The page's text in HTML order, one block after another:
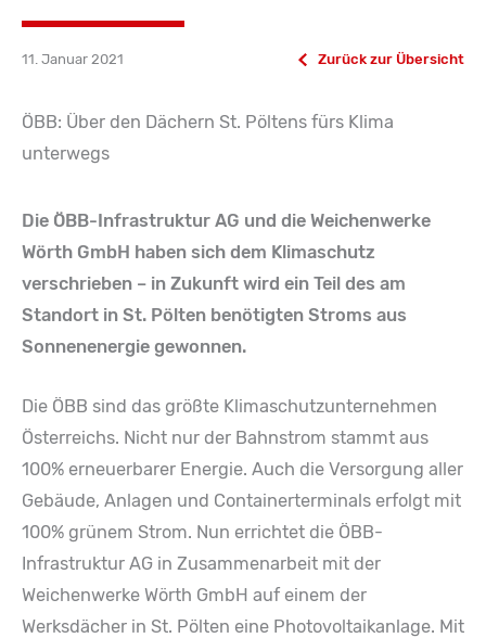
11. Januar 2021 Zurück zur Übersicht
ÖBB: Über den Dächern St. Pöltens fürs Klima
unterwegs
Die ÖBB-Infrastruktur AG und die Weichenwerke
Wörth GmbH haben sich dem Klimaschutz
verschrieben – in Zukunft wird ein Teil des am
Standort in St. Pölten benötigten Stroms aus
Sonnenenergie gewonnen.
Die ÖBB sind das größte Klimaschutzunternehmen
Österreichs. Nicht nur der Bahnstrom stammt aus
100% erneuerbarer Energie. Auch die Versorgung aller
Gebäude, Anlagen und Containerterminals erfolgt mit
100% grünem Strom. Nun errichtet die ÖBB-
Infrastruktur AG in Zusammenarbeit mit der
Weichenwerke Wörth GmbH auf einem der
Werksdächer in St. Pölten eine Photovoltaikanlage. Mit